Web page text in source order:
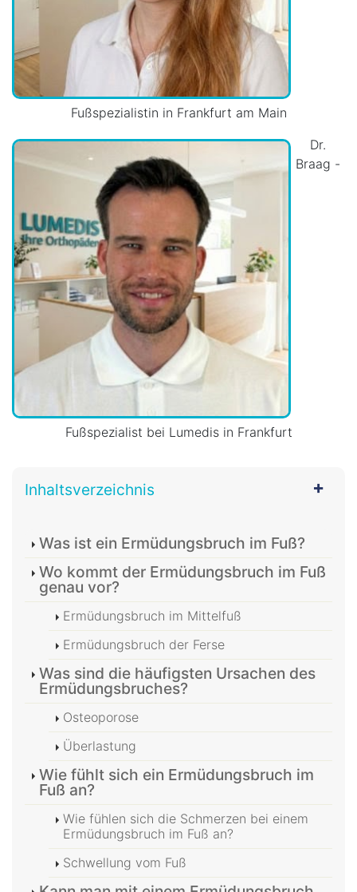
Fußspezialistin in Frankfurt am Main
Dr.
Braag -
Fußspezialist bei Lumedis in Frankfurt
Inhaltsverzeichnis
Was ist ein Ermüdungsbruch im Fuß?
Wo kommt der Ermüdungsbruch im Fuß
genau vor?
Ermüdungsbruch im Mittelfuß
Ermüdungsbruch der Ferse
Was sind die häufigsten Ursachen des
Ermüdungsbruches?
Osteoporose
Überlastung
Wie fühlt sich ein Ermüdungsbruch im
Fuß an?
Wie fühlen sich die Schmerzen bei einem
Ermüdungsbruch im Fuß an?
Schwellung vom Fuß